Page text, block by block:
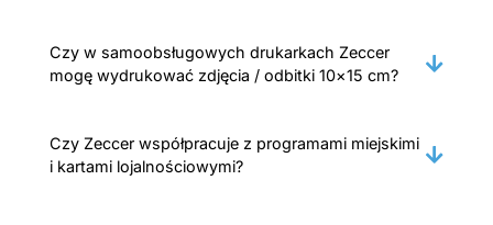
Czy w samoobsługowych drukarkach Zeccer
mogę wydrukować zdjęcia / odbitki 10×15 cm?
Czy Zeccer współpracuje z programami miejskimi
i kartami lojalnościowymi?